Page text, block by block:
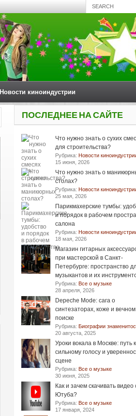
Новости киноиндустрии
ПОСЛЕДНЕЕ НА САЙТЕ
Что нужно знать о сухих
для строительства?
Рубрика: Новости
15 июня, 2026
Что нужно знать о
столах?
Рубрика: Новости
25 мая, 2026
Парикмахерские тумбы:
и порядок в рабочем
салона
Рубрика: Новости
18 мая, 2026
Магазин гитарных
при мастерской в Санкт-
Петербурге: пространство
музыкантов и их
Рубрика: Все о музыке
28 апреля, 2026
Depeche Mode: сага о
синтезаторах, коже и вечном
поиске
Рубрика: Биографии
20 августа, 2025
Уроки вокала в Москве: путь к
сильному голосу и
сцене
Рубрика: Все о музыке
30 июня, 2025
Как и зачем скачивать видео
Ютуба?
Рубрика: Все о музыке
17 января, 2024